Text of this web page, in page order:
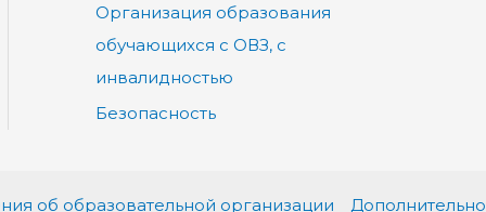
Организация образования
обучающихся с ОВЗ, с
инвалидностью
Безопасность
об образовательной организации Дополнительно